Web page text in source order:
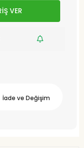
VER
İade ve Değişim